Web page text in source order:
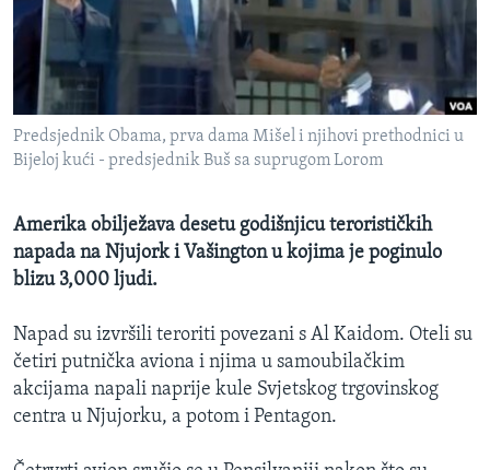
MAGAZIN
O GLASU AMERIKE
Learning English
PRATITE NAS
Jezici
Predsjednik Obama, prva dama Mišel i njihovi prethodnici u
Bijeloj kući - predsjednik Buš sa suprugom Lorom
Amerika obilježava desetu godišnjicu terorističkih
napada na Njujork i Vašington u kojima je poginulo
blizu 3,000 ljudi.
Napad su izvršili teroriti povezani s Al Kaidom. Oteli su
četiri putnička aviona i njima u samoubilačkim
akcijama napali naprije kule Svjetskog trgovinskog
centra u Njujorku, a potom i Pentagon.